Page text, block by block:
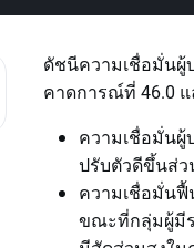
ดัชนีความเชื่อมั่นผู้
คาดการณ์ที่ 46.0
ความเชื่อมั่นผู้
ปรับตัวดีขึ้นส่ว
ความเชื่อมั่นฟื้
ขณะที่กลุ่มผู้มี